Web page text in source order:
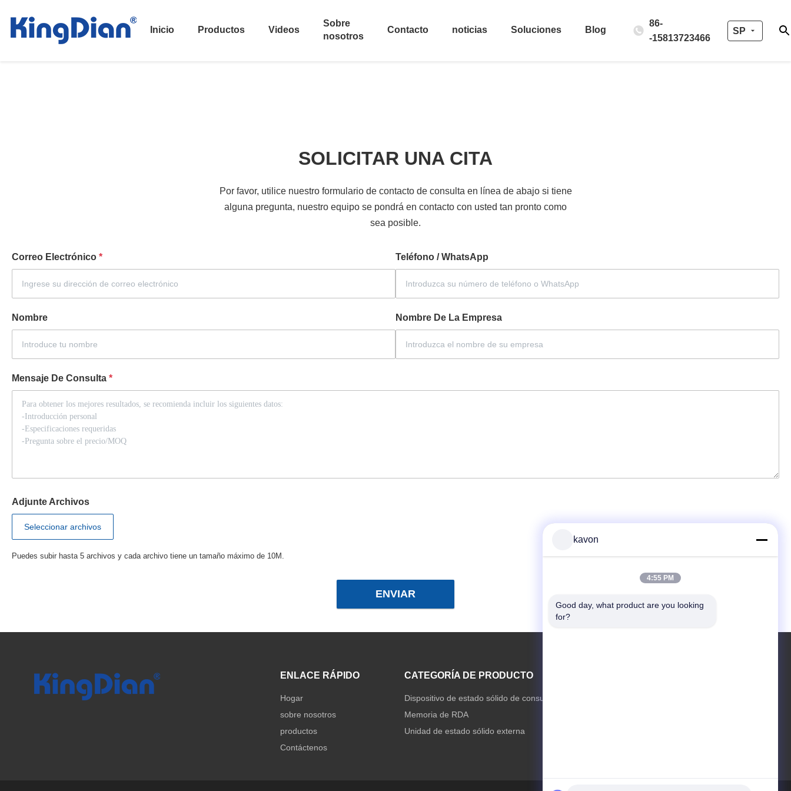
Inicio Productos Videos
Sobre
nosotros
Contacto noticias Soluciones Blog
86-
-15813723466
SP
SOLICITAR UNA CITA
Por favor, utilice nuestro formulario de contacto de consulta en línea de abajo si tiene
alguna pregunta, nuestro equipo se pondrá en contacto con usted tan pronto como
sea posible.
Correo Electrónico * Teléfono / WhatsApp
Nombre Nombre De La Empresa
Mensaje De Consulta *
Adjunte Archivos
Seleccionar archivos
Puedes subir hasta 5 archivos y cada archivo tiene un tamaño máximo de 10M.
ENVIAR
ENLACE RÁPIDO
Hogar
sobre nosotros
productos
Contáctenos
CATEGORÍA DE PRODUCTO
Dispositivo de estado sólido de consumo
Memoria de RDA
Unidad de estado sólido externa
kavon
4:55 PM
Good day, what product are you looking
for?